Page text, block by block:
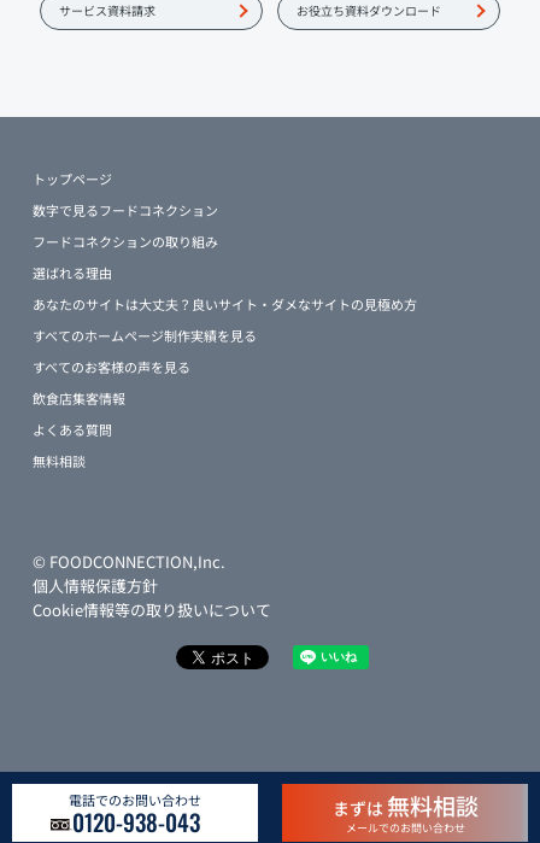
サービス資料請求 お役立ち資料ダウンロード
トップページ
数字で見るフードコネクション
フードコネクションの取り組み
選ばれる理由
あなたのサイトは大丈夫？良いサイト・ダメなサイトの見極め方
すべてのホームページ制作実績を見る
すべてのお客様の声を見る
飲食店集客情報
よくある質問
無料相談
© FOODCONNECTION,Inc.
個人情報保護方針
Cookie情報等の取り扱いについて
電話でのお問い合わせ
0120-938-043 まずは 無料相談
メールでのお問い合わせ